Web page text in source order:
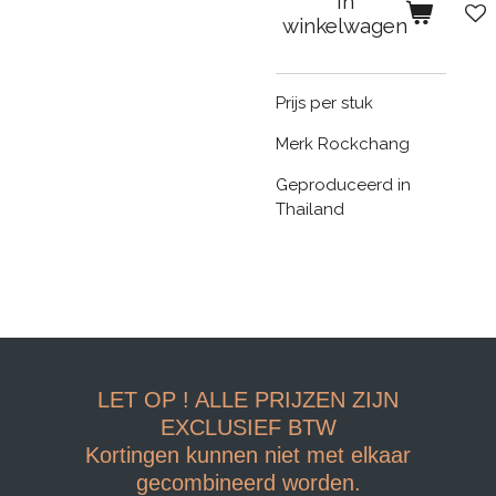
winkelwagen
Prijs per stuk
Merk Rockchang
Geproduceerd in
Thailand
LET OP ! ALLE PRIJZEN ZIJN
EXCLUSIEF BTW
Kortingen kunnen niet met elkaar
gecombineerd worden.